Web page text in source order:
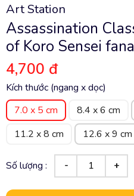
Art Station
Assassination
of Koro Sensei
4,700 đ
Kích thước (ngang x dọc)
7.0 x 5 cm
8.4 x 6 cm
11.2 x 8 cm
12.6 x 9 cm
Số lượng :